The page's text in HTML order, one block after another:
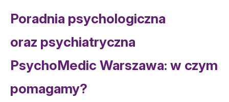
Poradnia psychologiczna
oraz psychiatryczna
PsychoMedic Warszawa: w czym
pomagamy?